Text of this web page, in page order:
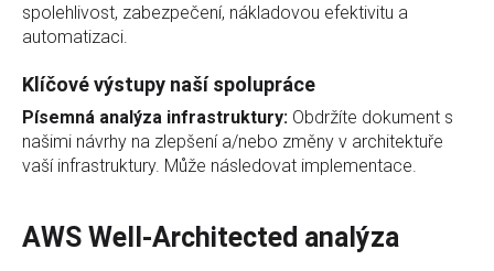
spolehlivost, zabezpečení, nákladovou efektivitu a
automatizaci.
Klíčové výstupy naší spolupráce
Písemná analýza infrastruktury: Obdržíte dokument s
našimi návrhy na zlepšení a/nebo změny v architektuře
vaší infrastruktury. Může následovat implementace.
AWS Well-Architected analýza